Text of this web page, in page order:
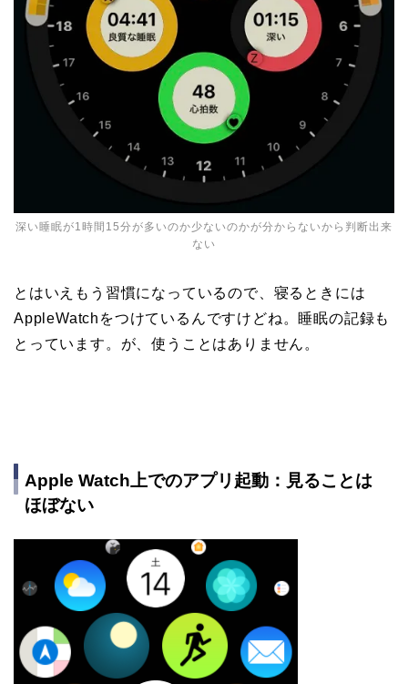
深い睡眠が1時間15分が多いのか少ないのかが分からないから判断出来
ない
とはいえもう習慣になっているので、寝るときには
AppleWatchをつけているんですけどね。睡眠の記録も
とっています。が、使うことはありません。
Apple Watch上でのアプリ起動：見ることは
ほぼない